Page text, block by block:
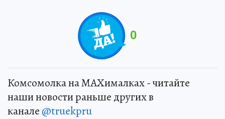
0
Комсомолка на MAXималках - читайте
наши новости раньше других в
канале @truekpru